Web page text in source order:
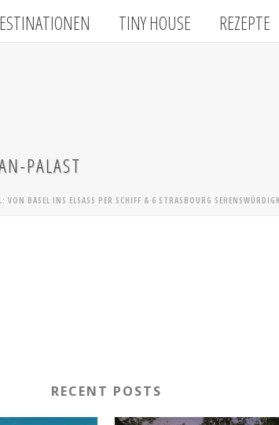
TINY HOUSE REZEPTE
PALAST
VON BASEL INS ELSASS PER SCHIFF & 6 STRASBOURG
RECENT POSTS